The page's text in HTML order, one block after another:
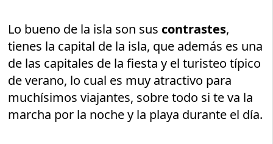
Lo bueno de la isla son sus contrastes,
tienes la capital de la isla, que además es una
de las capitales de la fiesta y el turisteo típico
de verano, lo cual es muy atractivo para
muchísimos viajantes, sobre todo si te va la
marcha por la noche y la playa durante el día.